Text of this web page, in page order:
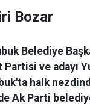
Bozar
Belediye
ve adayı
halk
Ak Parti